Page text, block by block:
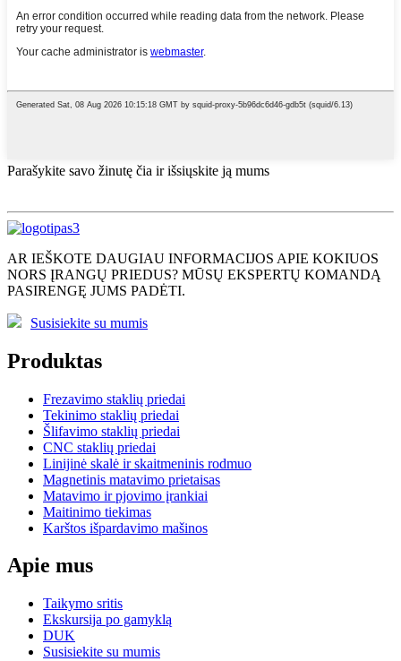
Parašykite savo žinutę čia ir išsiųskite ją mums
AR IEŠKOTE DAUGIAU INFORMACIJOS APIE KOKIUOS
NORS ĮRANGŲ PRIEDUS? MŪSŲ EKSPERTŲ KOMANDĄ
PASIRENGĘ JUMS PADĖTI.
Susisiekite su mumis
Produktas
Frezavimo staklių priedai
Tekinimo staklių priedai
Šlifavimo staklių priedai
CNC staklių priedai
Linijinė skalė ir skaitmeninis rodmuo
Magnetinis matavimo prietaisas
Matavimo ir pjovimo įrankiai
Maitinimo tiekimas
Karštos išpardavimo mašinos
Apie mus
Taikymo sritis
Ekskursija po gamyklą
DUK
Susisiekite su mumis